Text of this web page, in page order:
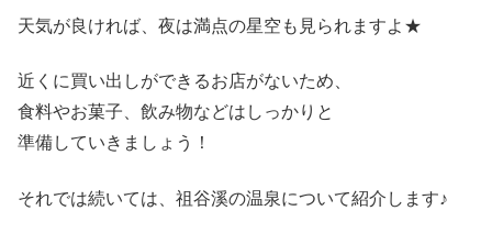
天気が良ければ、夜は満点の星空も見られますよ★
近くに買い出しができるお店がないため、
食料やお菓子、飲み物などはしっかりと
準備していきましょう！
それでは続いては、祖谷溪の温泉について紹介します♪